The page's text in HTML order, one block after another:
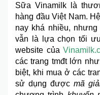
Sữa Vinamilk là
hàng đầu Việt Nam.
nay khá nhiều,
vẫn là lựa chọn tối
website của
các trang tmđt lớn
biệt, khi mua ở các
sử dụng được mã